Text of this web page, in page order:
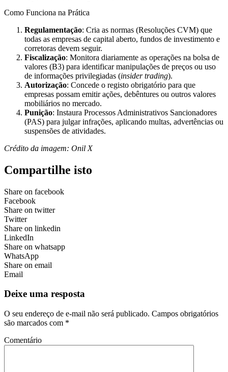
Como Funciona na Prática
Regulamentação: Cria as normas (Resoluções CVM) que
todas as empresas de capital aberto, fundos de investimento e
corretoras devem seguir.
Fiscalização: Monitora diariamente as operações na bolsa de
valores (B3) para identificar manipulações de preços ou uso
de informações privilegiadas (insider trading).
Autorização: Concede o registo obrigatório para que
empresas possam emitir ações, debêntures ou outros valores
mobiliários no mercado.
Punição: Instaura Processos Administrativos Sancionadores
(PAS) para julgar infrações, aplicando multas, advertências ou
suspensões de atividades.
Crédito da imagem: Onil X
Compartilhe isto
Share on facebook
Facebook
Share on twitter
Twitter
Share on linkedin
LinkedIn
Share on whatsapp
WhatsApp
Share on email
Email
Deixe uma resposta
O seu endereço de e-mail não será publicado. Campos obrigatórios
são marcados com *
Comentário